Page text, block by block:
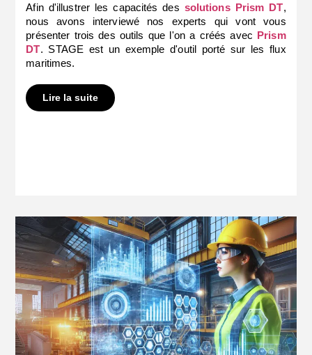
Afin d'illustrer les capacités des solutions Prism DT,
nous avons interviewé nos experts qui vont vous
présenter trois des outils que l'on a créés avec Prism
DT. STAGE est un exemple d'outil porté sur les flux
maritimes.
Lire la suite